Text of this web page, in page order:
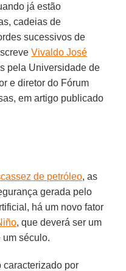
já estão
cadeias de
sucessivos de
Vivaldo José
pela Universidade de
e diretor do Fórum
em artigo publicado
de petróleo, as
gerada pelo
há um novo fator
, que deverá ser um
um século.
caracterizado por